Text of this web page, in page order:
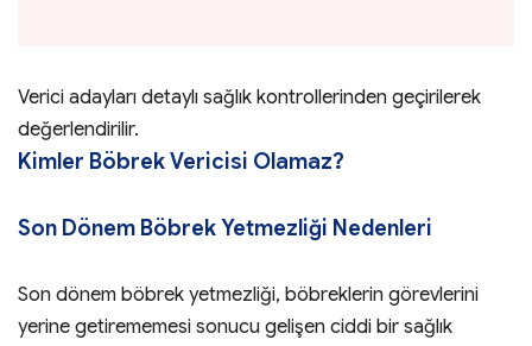
Kimler Böbrek Vericisi Olamaz?
Verici adayları detaylı sağlık kontrollerinden geçirilerek
değerlendirilir.
Son Dönem Böbrek Yetmezliği Nedenleri
Son dönem böbrek yetmezliği, böbreklerin görevlerini
yerine getirememesi sonucu gelişen ciddi bir sağlık